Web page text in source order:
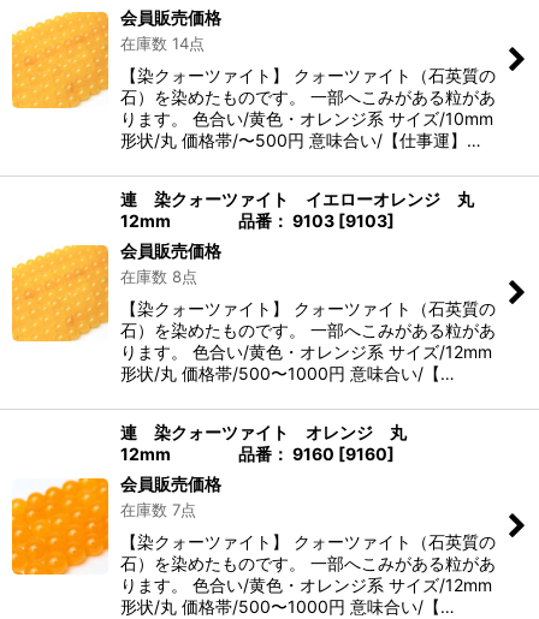
会員販売価格
在庫数 14点
【染クォーツァイト】 クォーツァイト（石英質の
石）を染めたものです。 一部へこみがある粒があ
ります。 色合い/黄色・オレンジ系 サイズ/10mm
形状/丸 価格帯/〜500円 意味合い/【仕事運】…
連 染クォーツァイト イエローオレンジ 丸
12mm 品番： 9103 [9103]
会員販売価格
在庫数 8点
【染クォーツァイト】 クォーツァイト（石英質の
石）を染めたものです。 一部へこみがある粒があ
ります。 色合い/黄色・オレンジ系 サイズ/12mm
形状/丸 価格帯/500〜1000円 意味合い/【…
連 染クォーツァイト オレンジ 丸
12mm 品番： 9160 [9160]
会員販売価格
在庫数 7点
【染クォーツァイト】 クォーツァイト（石英質の
石）を染めたものです。 一部へこみがある粒があ
ります。 色合い/黄色・オレンジ系 サイズ/12mm
形状/丸 価格帯/500〜1000円 意味合い/【…